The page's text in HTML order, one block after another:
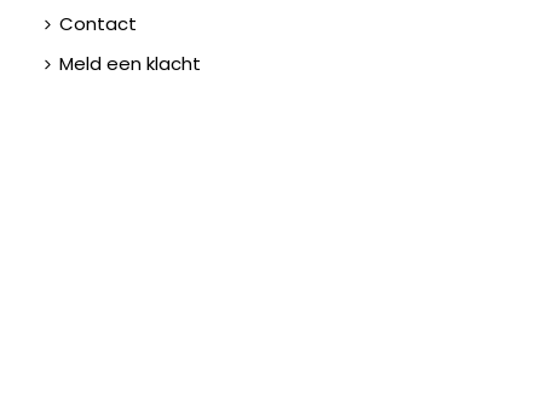
Contact
Meld een klacht